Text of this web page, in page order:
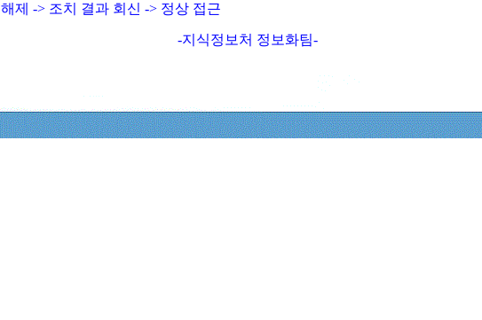
해제 -> 조치 결과 회신 -> 정상 접근
-지식정보처 정보화팀-